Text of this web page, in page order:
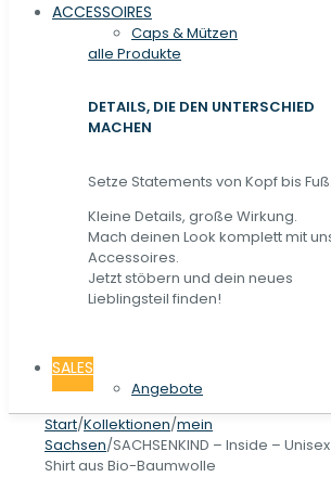
ACCESSOIRES
Caps & Mützen
alle Produkte
DETAILS, DIE DEN UNTERSCHIED
MACHEN
Setze Statements von Kopf bis Fuß.
Kleine Details, große Wirkung.
Mach deinen Look komplett mit
Accessoires.
Jetzt stöbern und dein neues
Lieblingsteil finden!
SALES
Angebote
Start/Kollektionen/mein
Sachsen/SACHSENKIND – Inside –
Shirt aus Bio-Baumwolle